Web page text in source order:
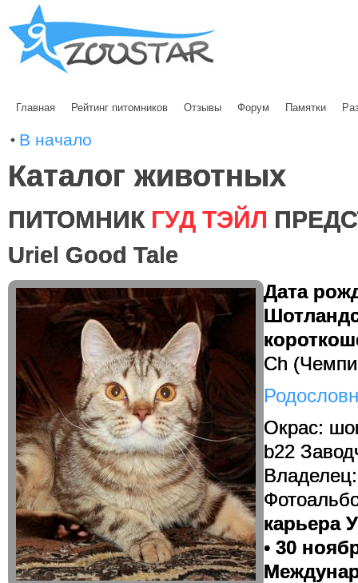
Главная Рейтинг питомников Отзывы Форум Памятки
В начало
Каталог животных
ПИТОМНИК ГУД ТЭЙЛ
Uriel Good Tale
Дата
Ch
Окрас:
b22
карьера
• 30